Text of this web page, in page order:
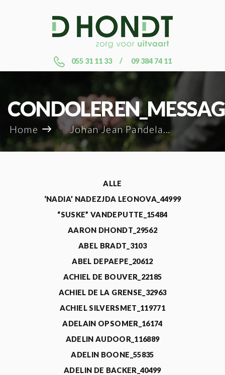
055 31 11 33 09 384 74 11
Home Johan Jean Pandelaere_38905
ALLE
‘NADIA’ NADEZJDA LEONOVA_44999
“SUSKE” VANDEPUTTE_15484
AARON DHONDT_29562
ABEL BRADT_3103
ABEL DEPAEPE_20612
ACHIEL DE BOUVER_22185
ACHIEL DE LA GRENSE_32963
ACHIEL SILVERSMET_119771
ADELAIN OPSOMER_16174
ADELIN AUDOOR_116889
ADELIN BOONE_55835
ADELIN DE BACKER_40499